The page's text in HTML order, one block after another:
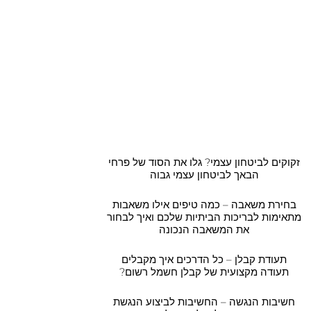
זקוקים לביטחון עצמי? גלו את הסוד של פרחי
הבאך לביטחון עצמי גבוה
בחירת משאבה – כמה טיפים אילו משאבות
מתאימות לבריכות הביתיות שלכם ואיך לבחור
את המשאבה הנכונה
תעודת קבלן – כל הדרכים איך מקבלים
תעודה מקצועית של קבלן חשמל רשום?
חשיבות הנגשה – החשיבות לביצוע הנגשת